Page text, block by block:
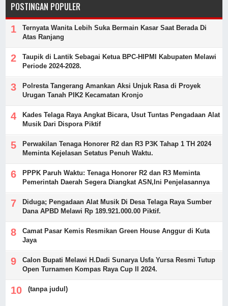
POSTINGAN POPULER
Ternyata Wanita Lebih Suka Bermain Kasar Saat Berada Di
Atas Ranjang
Taupik di Lantik Sebagai Ketua BPC-HIPMI Kabupaten Melawi
Periode 2024-2028.
Polresta Tangerang Amankan Aksi Unjuk Rasa di Proyek
Urugan Tanah PIK2 Kecamatan Kronjo
Kades Telaga Raya Angkat Bicara, Usut Tuntas Pengadaan Alat
Musik Dari Dispora Piktif
Perwakilan Tenaga Honorer R2 dan R3 P3K Tahap 1 TH 2024
Meminta Kejelasan Setatus Penuh Waktu.
PPPK Paruh Waktu: Tenaga Honorer R2 dan R3 Meminta
Pemerintah Daerah Segera Diangkat ASN,Ini Penjelasannya
Diduga; Pengadaan Alat Musik Di Desa Telaga Raya Sumber
Dana APBD Melawi Rp 189.921.000.00 Piktif.
Camat Pasar Kemis Resmikan Green House Anggur di Kuta
Jaya
Calon Bupati Melawi H.Dadi Sunarya Usfa Yursa Resmi Tutup
Open Turnamen Kompas Raya Cup II 2024.
(tanpa judul)